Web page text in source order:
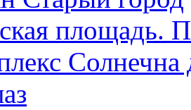
площадь.
Солнечна